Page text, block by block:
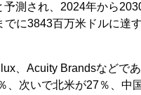
測され、2024年から
に3843百万米ドルに達
、Acuity Brandsなどであ
、次いで北米が27％、中